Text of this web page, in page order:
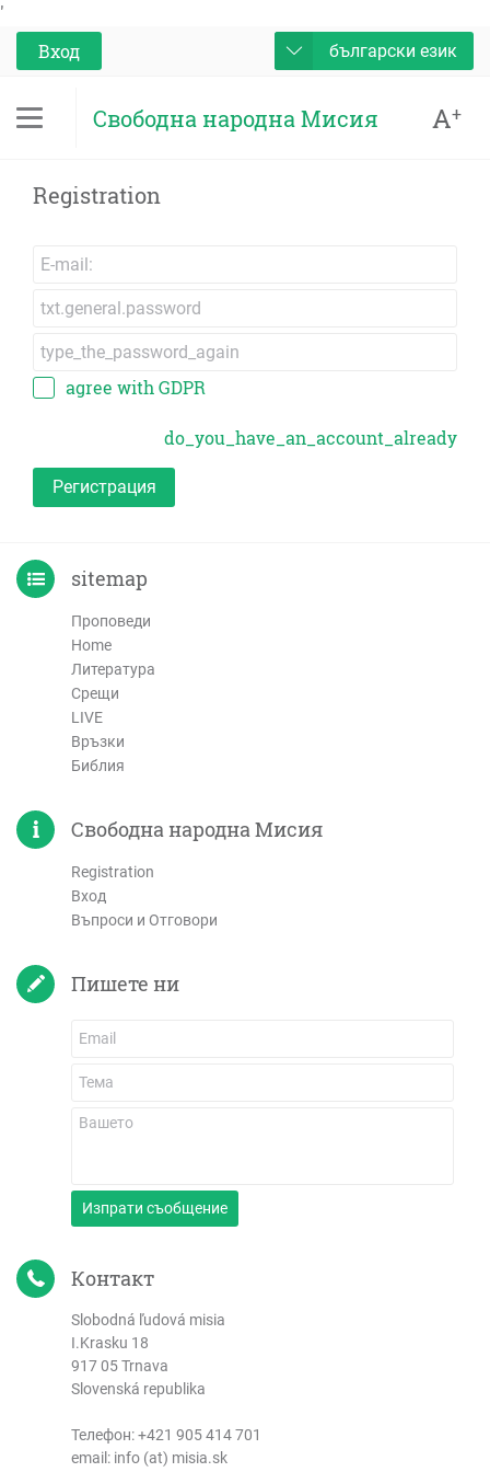
'
Вход
български език
Свободна народна Мисия A+
Registration
agree with GDPR
do_you_have_an_account_already
Регистрация
sitemap
Проповеди
Home
Литература
Срещи
LIVE
Връзки
Библия
Свободна народна Мисия
Registration
Вход
Въпроси и Отговори
Пишете ни
Изпрати съобщение
Контакт
Slobodná ľudová misia
I.Krasku 18
917 05 Trnava
Slovenská republika
Телефон:+421 905 414 701
email: info (at) misia.sk